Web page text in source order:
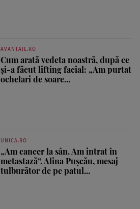
AVANTAJE.RO
Cum arată vedeta noastră, după ce
și-a făcut lifting facial: „Am purtat
ochelari de soare...
UNICA.RO
„Am cancer la sân. Am intrat în
metastază”. Alina Pușcău, mesaj
tulburător de pe patul...